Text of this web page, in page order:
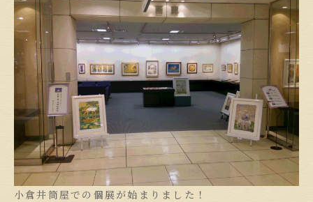
小倉井筒屋での個展が始まりました！